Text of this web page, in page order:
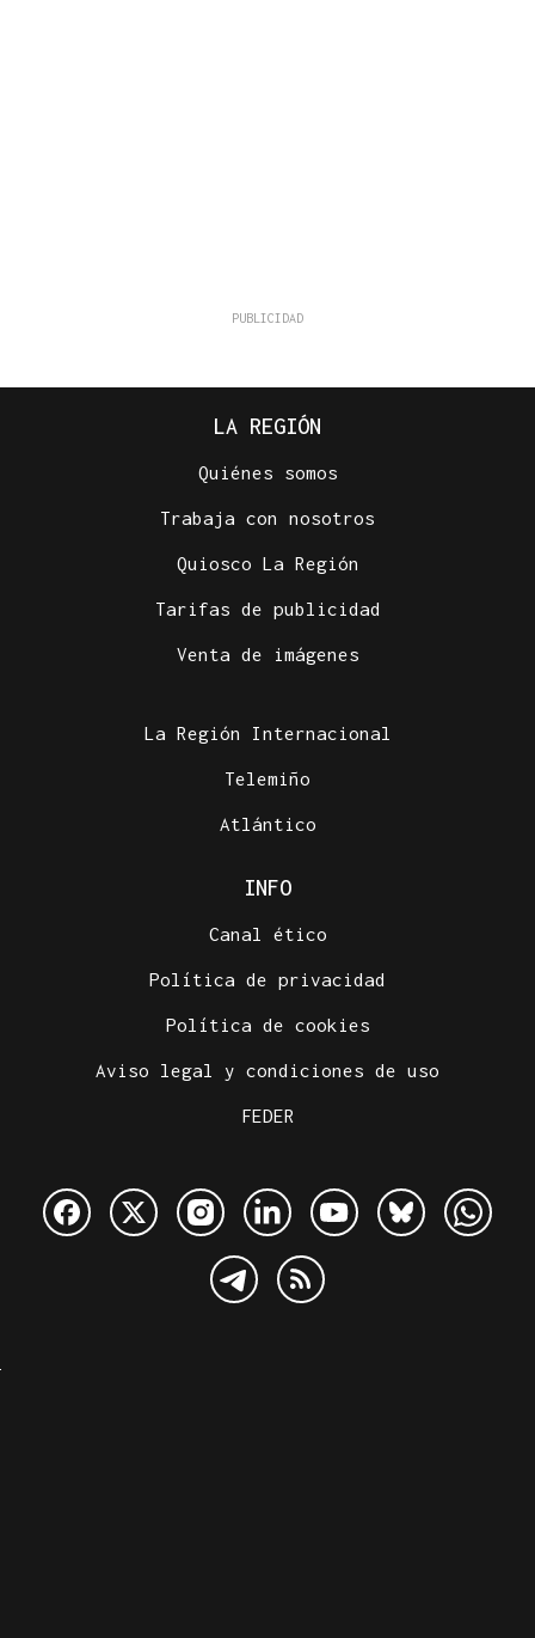
LA REGIÓN
Quiénes somos
Trabaja con nosotros
Quiosco La Región
Tarifas de publicidad
Venta de imágenes
La Región Internacional
Telemiño
Atlántico
INFO
Canal ético
Política de privacidad
Política de cookies
Aviso legal y condiciones de uso
FEDER